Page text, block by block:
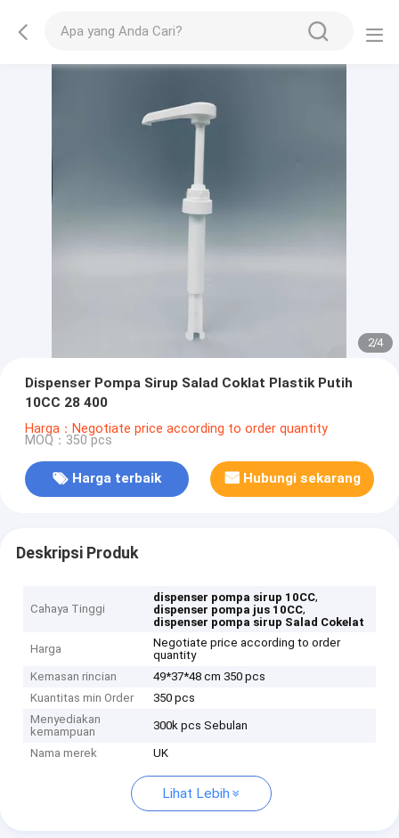
2/4
Dispenser Pompa Sirup Salad Coklat Plastik Putih
10CC 28 400
Harga：Negotiate price according to order quantity
MOQ：350 pcs
Harga terbaik Hubungi sekarang
Deskripsi Produk
Cahaya Tinggi
dispenser pompa sirup 10CC,
dispenser pompa jus 10CC,
dispenser pompa sirup Salad Cokelat
Harga
Negotiate price according to order
quantity
Kemasan rincian
49*37*48 cm 350 pcs
Kuantitas min Order
350 pcs
Menyediakan
kemampuan
300k pcs Sebulan
Nama merek UK
Lihat Lebih